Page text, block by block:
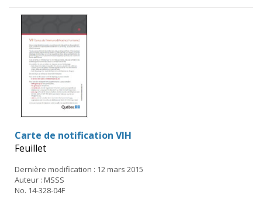
Carte de notification VIH
Feuillet
Dernière modification : 12 mars 2015
Auteur : MSSS
No. 14-328-04F